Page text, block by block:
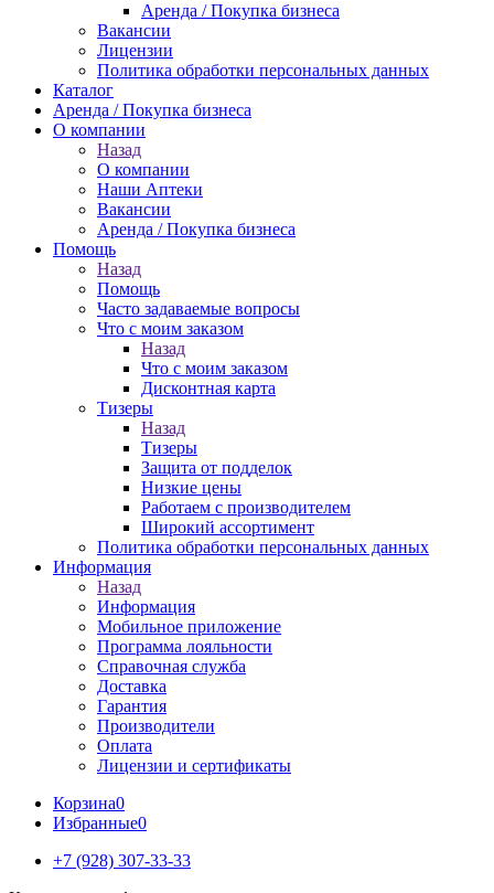
Аренда / Покупка бизнеса
Вакансии
Лицензии
Политика обработки персональных данных
Каталог
Аренда / Покупка бизнеса
О компании
Назад
О компании
Наши Аптеки
Вакансии
Аренда / Покупка бизнеса
Помощь
Назад
Помощь
Часто задаваемые вопросы
Что с моим заказом
Назад
Что с моим заказом
Дисконтная карта
Тизеры
Назад
Тизеры
Защита от подделок
Низкие цены
Работаем с производителем
Широкий ассортимент
Политика обработки персональных данных
Информация
Назад
Информация
Мобильное приложение
Программа лояльности
Справочная служба
Доставка
Гарантия
Производители
Оплата
Лицензии и сертификаты
Корзина0
Избранные0
+7 (928) 307-33-33